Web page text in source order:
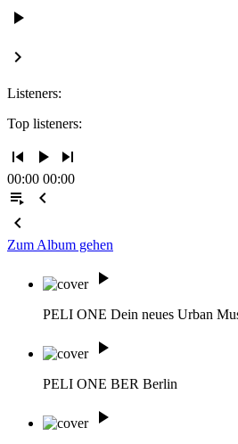
play_arrow
keyboard_arrow_right
Listeners:
Top listeners:
skip_previous play_arrow skip_next
00:00 00:00
playlist_play
chevron_left
chevron_left
Zum Album gehen
play_arrow
PELI ONE Dein neues Urban
play_arrow
PELI ONE BER Berlin
play_arrow